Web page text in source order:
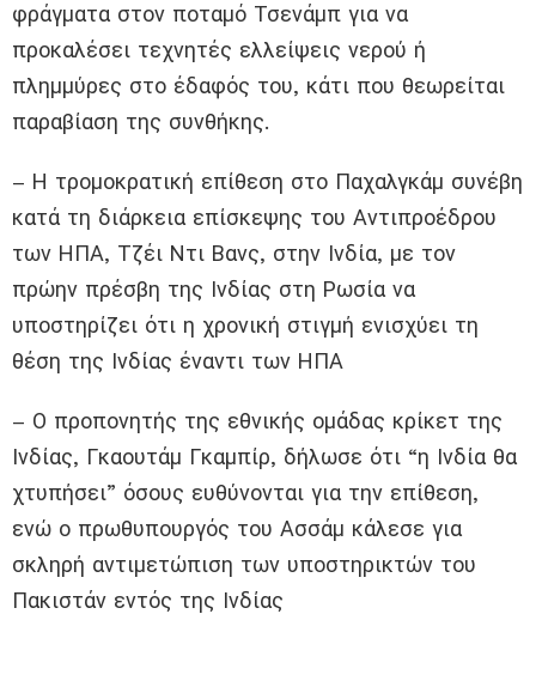
φράγματα στον ποταμό Τσενάμπ για να
προκαλέσει τεχνητές ελλείψεις νερού ή
πλημμύρες στο έδαφός του, κάτι που θεωρείται
παραβίαση της συνθήκης.
– Η τρομοκρατική επίθεση στο Παχαλγκάμ συνέβη
κατά τη διάρκεια επίσκεψης του Αντιπροέδρου
των ΗΠΑ, Τζέι Ντι Βανς, στην Ινδία, με τον
πρώην πρέσβη της Ινδίας στη Ρωσία να
υποστηρίζει ότι η χρονική στιγμή ενισχύει τη
θέση της Ινδίας έναντι των ΗΠΑ
– Ο προπονητής της εθνικής ομάδας κρίκετ της
Ινδίας, Γκαουτάμ Γκαμπίρ, δήλωσε ότι “η Ινδία θα
χτυπήσει” όσους ευθύνονται για την επίθεση,
ενώ ο πρωθυπουργός του Ασσάμ κάλεσε για
σκληρή αντιμετώπιση των υποστηρικτών του
Πακιστάν εντός της Ινδίας